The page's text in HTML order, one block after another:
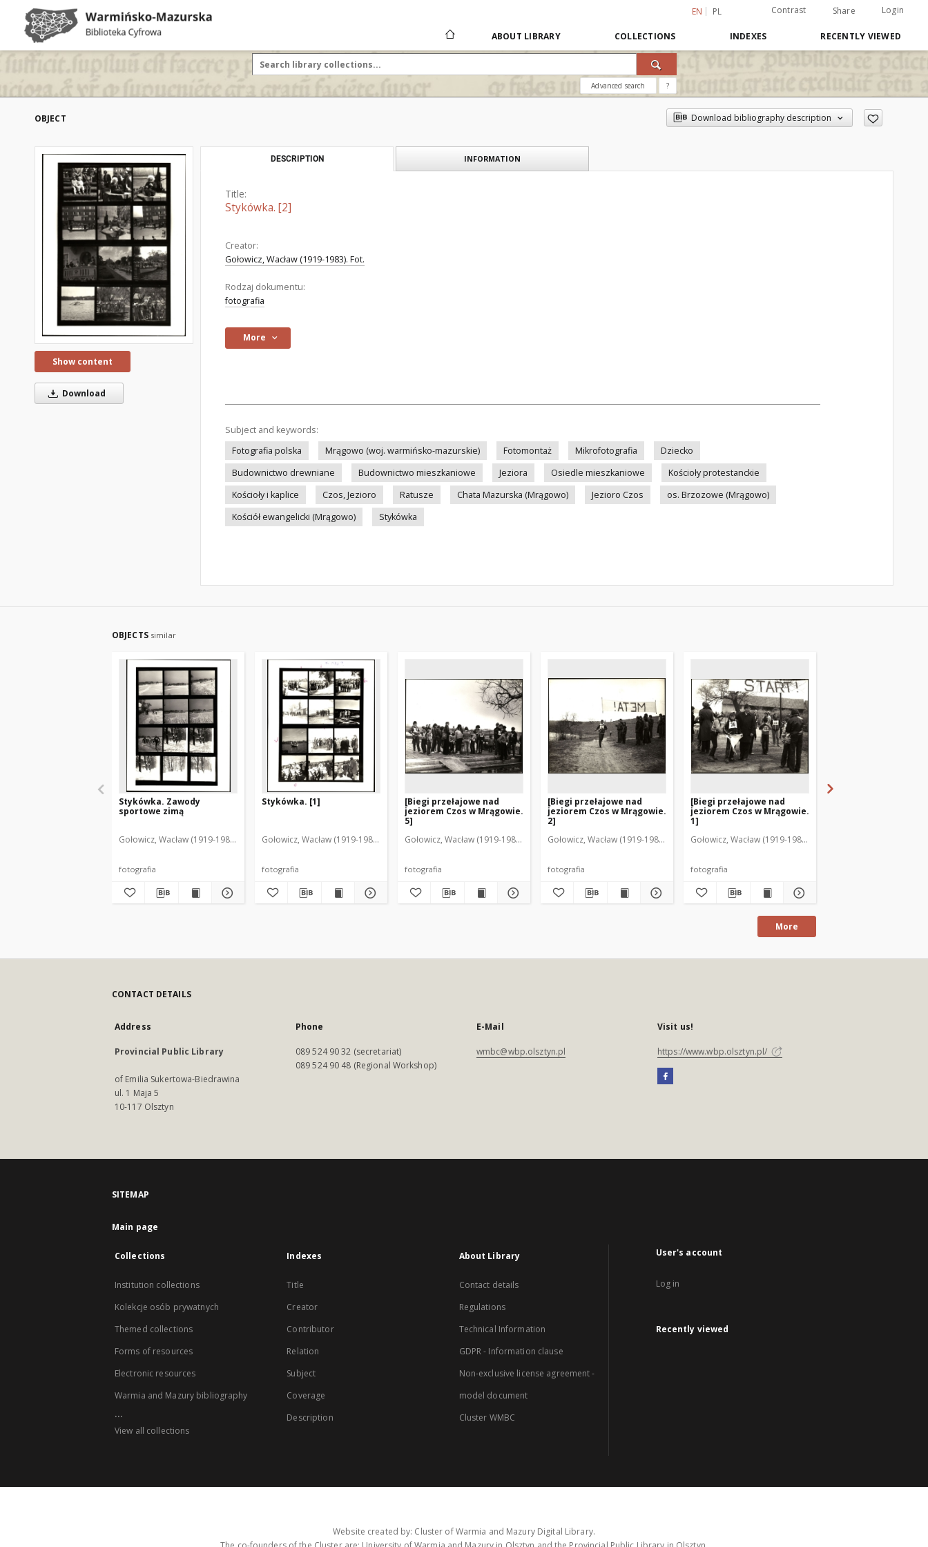
EN PL Contrast Share Login
ABOUT LIBRARY COLLECTIONS INDEXES RECENTLY VIEWED
Advanced search ?
OBJECT Download bibliography description
Show content
Download
DESCRIPTION INFORMATION
Title:
Stykówka. [2]
Creator:
Gołowicz, Wacław (1919-1983). Fot.
Rodzaj dokumentu:
fotografia
More
Subject and keywords:
Fotografia polska
Mrągowo (woj. warmińsko-mazurskie) Fotomontaż Mikrofotografia
Dziecko
Budownictwo drewniane
Budownictwo mieszkaniowe Jeziora Osiedle mieszkaniowe
Kościoły protestanckie
Kościoły i kaplice
Czos, Jezioro Ratusze Chata Mazurska (Mrągowo) Jezioro Czos
os. Brzozowe (Mrągowo)
Kościół ewangelicki (Mrągowo)
Stykówka
OBJECTS similar
Stykówka. Zawody
sportowe zimą
Gołowicz, Wacław (1919-1983). Fot.
fotografia
Stykówka. [1]
Gołowicz, Wacław (1919-1983). Fot.
fotografia
[Biegi przełajowe nad
jeziorem Czos w Mrągowie.
5]
Gołowicz, Wacław (1919-1983). Fot.
fotografia
[Biegi przełajowe nad
jeziorem Czos w Mrągowie.
2]
Gołowicz, Wacław (1919-1983). Fot.
fotografia
[Biegi przełajowe nad
jeziorem Czos w Mrągowie.
1]
Gołowicz, Wacław (1919-1983). Fot.
fotografia
More
CONTACT DETAILS
Address
Provincial Public Library
of Emilia Sukertowa-Biedrawina
ul. 1 Maja 5
10-117 Olsztyn
Phone
089 524 90 32 (secretariat)
089 524 90 48 (Regional Workshop)
E-Mail
wmbc@wbp.olsztyn.pl
Visit us!
https://www.wbp.olsztyn.pl/
SITEMAP
Main page
Collections
Institution collections
Kolekcje osób prywatnych
Themed collections
Forms of resources
Electronic resources
Warmia and Mazury bibliography
...
View all collections
Indexes
Title
Creator
Contributor
Relation
Subject
Coverage
Description
About Library
Contact details
Regulations
Technical Information
GDPR - Information clause
Non-exclusive license agreement -
model document
Cluster WMBC
User's account
Log in
Recently viewed
Website created by: Cluster of Warmia and Mazury Digital Library.